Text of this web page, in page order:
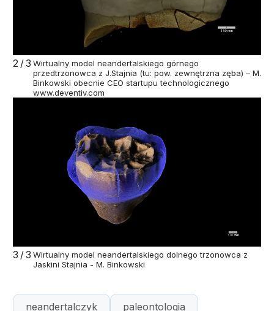
2/3 Wirtualny model neandertalskiego górnego
przedtrzonowca z J.Stajnia (tu: pow. zewnętrzna zęba) – M.
Binkowski obecnie CEO startupu technologicznego
www.deventiv.com
3/3 Wirtualny model neandertalskiego dolnego trzonowca z
Jaskini Stajnia - M. Binkowski
neandertalczyk paleontologia